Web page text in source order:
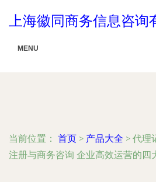
上海徽同商务信息咨询
MENU
当前位置： 首页 > 产品大全 > 代理
注册与商务咨询 企业高效运营的四